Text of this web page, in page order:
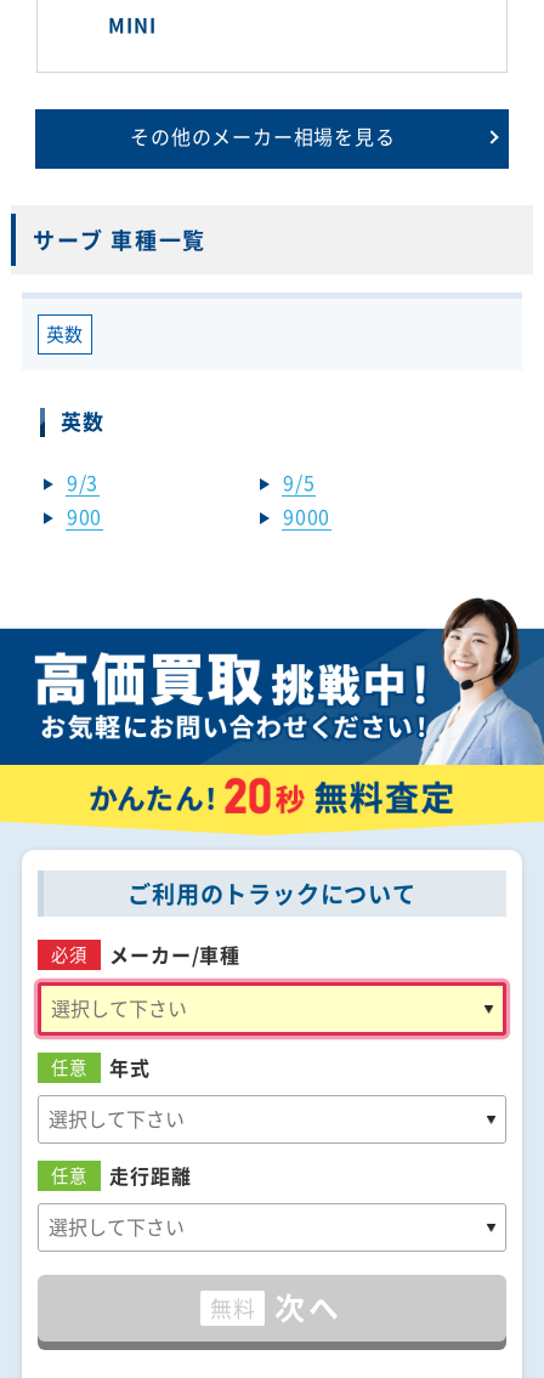
MINI
その他のメーカー相場を見る
サーブ 車種一覧
英数
英数
9/3
9/5
900
9000
ご利用のトラックについて
必須 メーカー/車種
任意 年式
任意 走行距離
無料 次へ